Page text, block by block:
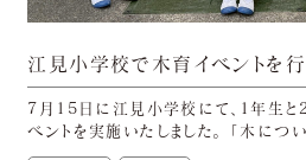
江見小学校で木育イベントを行
7月15日に江見小学校にて、1年生と
ベントを実施いたしました。 「木につ